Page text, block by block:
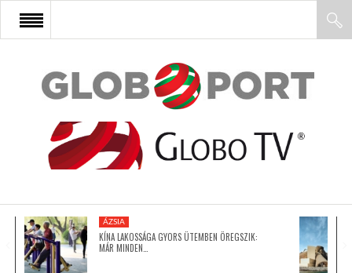
FŐOLDAL
AFRIKA
ÁZSIA
ÁZSIA
KÍNA LAKOSSÁGA GYORS ÜTEMBEN ÖREGSZIK:
MÁR MINDEN…